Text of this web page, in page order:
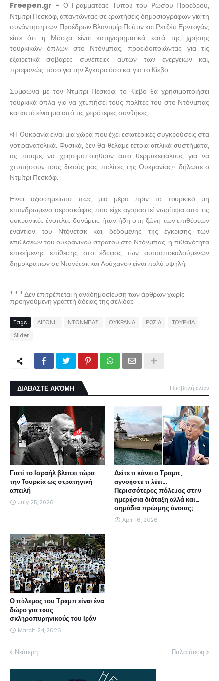
Freepen.gr - Ο Γραμματέας Τύπου του Ρώσου Προέδρου,
Ντμίτρι Πεσκόφ, απαντώντας σε ερωτήσεις δημοσιογράφων για τη
συνάντηση των Προέδρων Βλαντιμίρ Πούτιν και Ρετζέπ Ερντογάν,
είπε ότι η Μόσχα είναι κατηγορηματικά κατά της χρήσης
τουρκικών όπλων στο Ντόνμπας, προειδοποιώντας για τις
εξαιρετικά σοβαρές συνέπειες αυτών των ενεργειών και,
προφανώς, τόσο για την Άγκυρα όσο και για το Κίεβο.
Σύμφωνα με τον Ντμίτρι Πεσκόφ, το Κίεβο θα χρησιμοποιήσει
τουρκικά όπλα για να χτυπήσει τους πολίτες του στο Ντόνμπας
και αυτό είναι μια από τις χειρότερες συνθήκες.
«Η Ουκρανία είναι μια χώρα που έχει εσωτερικές συγκρούσεις στα
νοτιοανατολικά. Φυσικά, δεν θα θέλαμε τέτοια οπλικά συστήματα,
ας πούμε, να χρησιμοποιηθούν από θερμοκέφαλους για να
χτυπήσουν τους δικούς μας πολίτες της Ουκρανίας», δήλωσε ο
Ντμίτρι Πεσκόφ.
Είναι αξιοσημείωτο πως μια μέρα πριν το τουρκικό μη
επανδρωμένο αεροσκάφος που είχε αγοραστεί νωρίτερα από τις
ουκρανικές ένοπλες δυνάμεις ήταν ήδη στη ζώνη των επιθέσεων
εναντίον του Ντόνετσκ και, δεδομένης της έγκρισης των
επιθέσεων του ουκρανικού στρατού στο Ντόνμπας, η πιθανότητα
επικείμενης επίθεσης στο έδαφος των αυτοαποκαλούμενων
δημοκρατιών σε Ντονέτσκ και Λούχανσκ είναι πολύ υψηλή.
* * * Δεν επιτρέπεται η αναδημοσίευση των άρθρων χωρίς
προηγούμενη γραπτή άδειας της σελίδας
Tags ΔΙΕΘΝΗ ΝΤΟΝΜΠΑΣ ΟΥΚΡΑΝΙΑ ΡΩΣΙΑ
ΤΟΥΡΚΙΑ
Slider
ΔΙΑΒΑΣΤΕ ΑΚΌΜΗ Προβολή όλων
Γιατί το Ισραήλ βλέπει τώρα
την Τουρκία ως στρατηγική
απειλή
July 25, 2026
Δείτε τι κάνει ο Τραμπ,
αγνοήστε τι λέει...
Περισσότερος πόλεμος στην
ημερήσια διάταξη αλλά και...
σημάδια πρώιμης άνοιας;
April 16, 2026
Ο πόλεμος του Τραμπ είναι ένα
δώρο για τους
σκληροπυρηνικούς του Ιράν
March 24, 2026
Νεότερη Παλαιότερη